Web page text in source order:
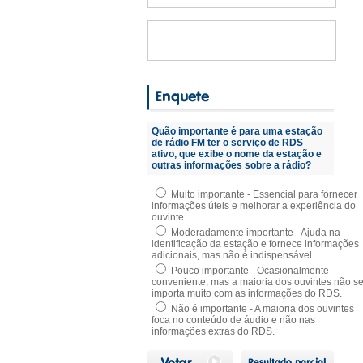
Quão importante é para uma estação
de rádio FM ter o serviço de RDS
ativo, que exibe o nome da estação e
outras informações sobre a rádio?
Muito importante - Essencial para fornecer
informações úteis e melhorar a experiência do
ouvinte
Moderadamente importante - Ajuda na
identificação da estação e fornece informações
adicionais, mas não é indispensável.
Pouco importante - Ocasionalmente
conveniente, mas a maioria dos ouvintes não se
importa muito com as informações do RDS.
Não é importante - A maioria dos ouvintes
foca no conteúdo de áudio e não nas
informações extras do RDS.